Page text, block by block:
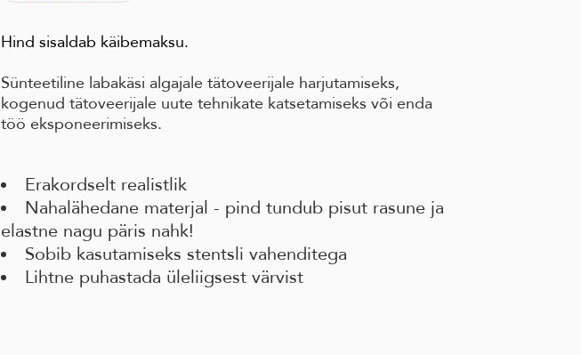
Hind sisaldab käibemaksu.
Sünteetiline labakäsi algajale tätoveerijale harjutamiseks,
kogenud tätoveerijale uute tehnikate katsetamiseks või enda
töö eksponeerimiseks.
Erakordselt realistlik
Nahalähedane materjal - pind tundub pisut rasune ja
elastne nagu päris nahk!
Sobib kasutamiseks stentsli vahenditega
Lihtne puhastada üleliigsest värvist